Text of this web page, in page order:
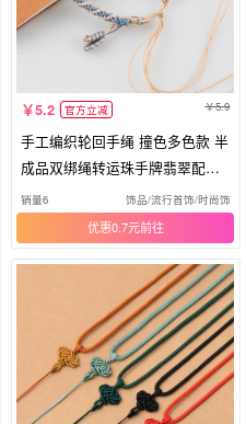
5.2 官方立减 5.9
手工编织轮回手绳 撞色多色款 半
成品双绑绳转运珠手牌翡翠配饰
绳
销量6 饰品/流行首饰/时尚饰品新
优惠0.7元